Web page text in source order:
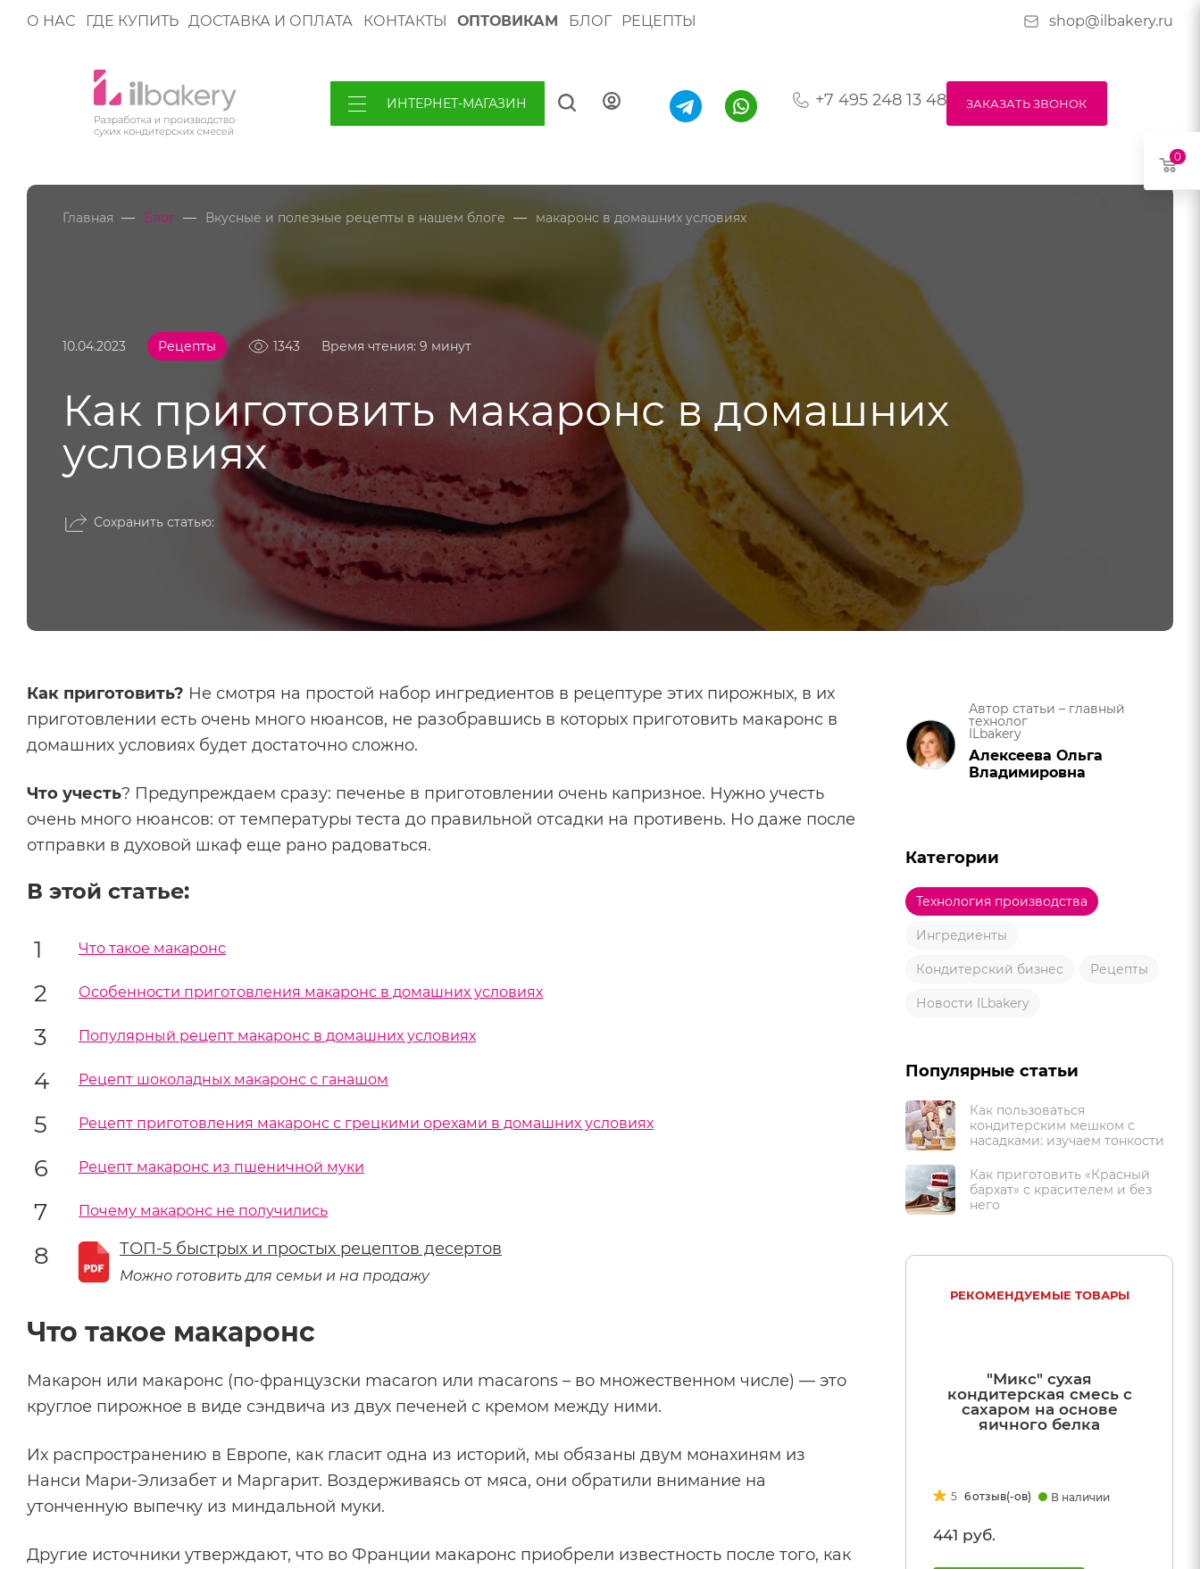
О НАС ГДЕ КУПИТЬ ДОСТАВКА И ОПЛАТА КОНТАКТЫ ОПТОВИКАМ БЛОГ РЕЦЕПТЫ shop@ilbakery.ru
ИНТЕРНЕТ-МАГАЗИН +7 495 248 13 48 ЗАКАЗАТЬ ЗВОНОК
Главная — Блог — Вкусные и полезные рецепты в нашем блоге — макаронс в домашних условиях
10.04.2023 Рецепты 1343 Время чтения: 9 минут
Как приготовить макаронс в домашних
условиях
Сохранить статью:
Как приготовить? Не смотря на простой набор ингредиентов в рецептуре этих пирожных, в их
приготовлении есть очень много нюансов, не разобравшись в которых приготовить макаронс в
домашних условиях будет достаточно сложно.
Что учесть? Предупреждаем сразу: печенье в приготовлении очень капризное. Нужно учесть
очень много нюансов: от температуры теста до правильной отсадки на противень. Но даже после
отправки в духовой шкаф еще рано радоваться.
В этой статье:
Что такое макаронс
Особенности приготовления макаронс в домашних условиях
Популярный рецепт макаронс в домашних условиях
Рецепт шоколадных макаронс с ганашом
Рецепт приготовления макаронс с грецкими орехами в домашних условиях
Рецепт макаронс из пшеничной муки
Почему макаронс не получились
ТОП-5 быстрых и простых рецептов десертов
Можно готовить для семьи и на продажу
Что такое макаронс
Макарон или макаронс (по-французски macaron или macarons – во множественном числе) — это
круглое пирожное в виде сэндвича из двух печеней с кремом между ними.
Их распространению в Европе, как гласит одна из историй, мы обязаны двум монахиням из
Нанси Мари-Элизабет и Маргарит. Воздерживаясь от мяса, они обратили внимание на
утонченную выпечку из миндальной муки.
Другие источники утверждают, что во Франции макаронс приобрели известность после того, как
Автор статьи – главный
технолог
ILbakery
Алексеева Ольга
Владимировна
Категории
Технология производства
Ингредиенты
Кондитерский бизнес Рецепты
Новости ILbakery
Популярные статьи
Как пользоваться
кондитерским мешком с
насадками: изучаем тонкости
Как приготовить «Красный
бархат» с красителем и без
него
"Микс" сухая
сахаром на основе
"Микс Лайт" сухая
кондитерская смесь без
РЕКОМЕНДУЕМЫЕ ТОВАРЫ
"Микс" сухая
кондитерская смесь с
сахаром на основе
яичного белка
5 6отзыв(-ов) В наличии
441 руб.
0